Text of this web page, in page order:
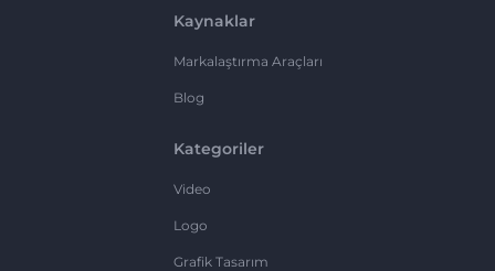
Kaynaklar
Markalaştırma Araçları
Blog
Kategoriler
Video
Logo
Grafik Tasarım